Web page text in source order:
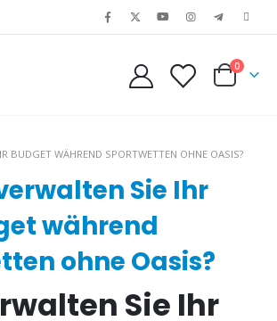
0
BUDGET WÄHREND SPORTWETTEN OHNE OASIS?
Sie Ihr
während
ohne Oasis?
Sie Ihr